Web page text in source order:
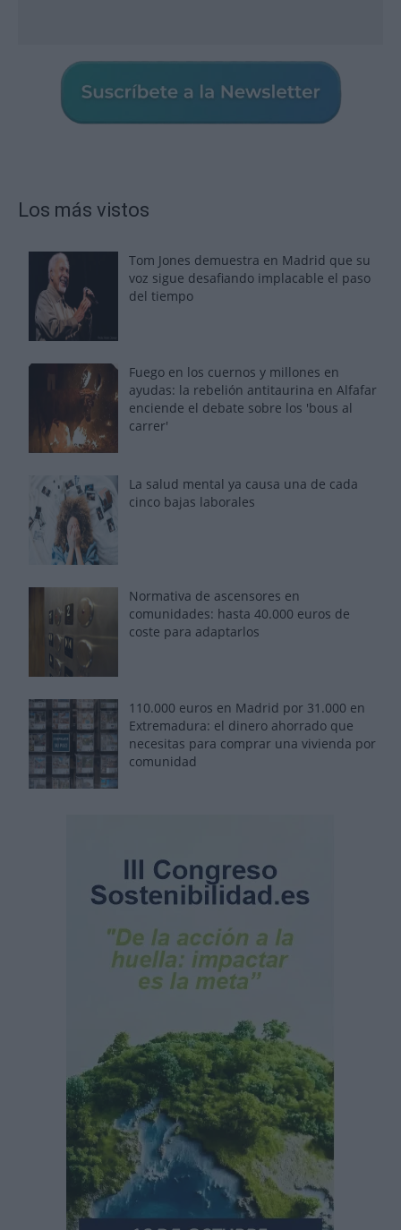
Los más vistos
Tom Jones demuestra en Madrid que su
voz sigue desafiando implacable el paso
del tiempo
Fuego en los cuernos y millones en
ayudas: la rebelión antitaurina en Alfafar
enciende el debate sobre los 'bous al
carrer'
La salud mental ya causa una de cada
cinco bajas laborales
Normativa de ascensores en
comunidades: hasta 40.000 euros de
coste para adaptarlos
110.000 euros en Madrid por 31.000 en
Extremadura: el dinero ahorrado que
necesitas para comprar una vivienda por
comunidad